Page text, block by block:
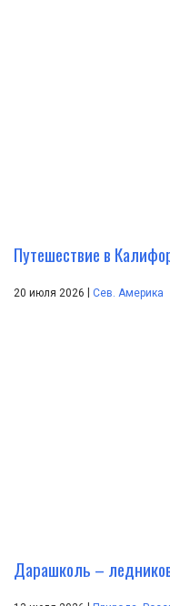
Путешествие в
20 июля 2026 Сев. Америка
Дарашколь –